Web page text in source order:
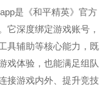
是《和平精英》官方
它深度绑定游戏账号，
具辅助等核心能力，既
戏体验，也能满足组队
接游戏内外、提升竞技